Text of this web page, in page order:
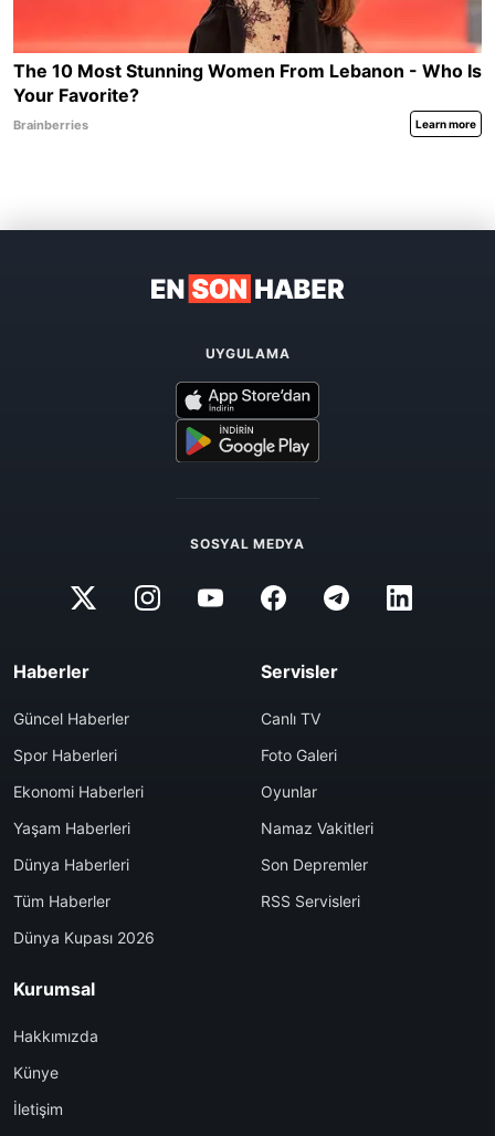
UYGULAMA
SOSYAL MEDYA
Haberler
Güncel Haberler
Spor Haberleri
Ekonomi Haberleri
Yaşam Haberleri
Dünya Haberleri
Tüm Haberler
Dünya Kupası 2026
Servisler
Canlı TV
Foto Galeri
Oyunlar
Namaz Vakitleri
Son Depremler
RSS Servisleri
Kurumsal
Hakkımızda
Künye
İletişim